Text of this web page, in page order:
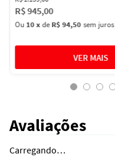
R$945,00
Ou 10xdeR$ 94,50 sem juros
Avaliações
Carregando…